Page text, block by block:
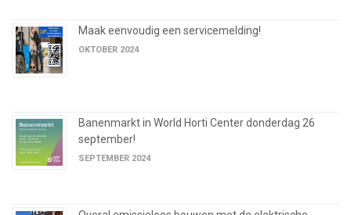
Maak eenvoudig een servicemelding!
OKTOBER 2024
Banenmarkt in World Horti Center donderdag 26
september!
SEPTEMBER 2024